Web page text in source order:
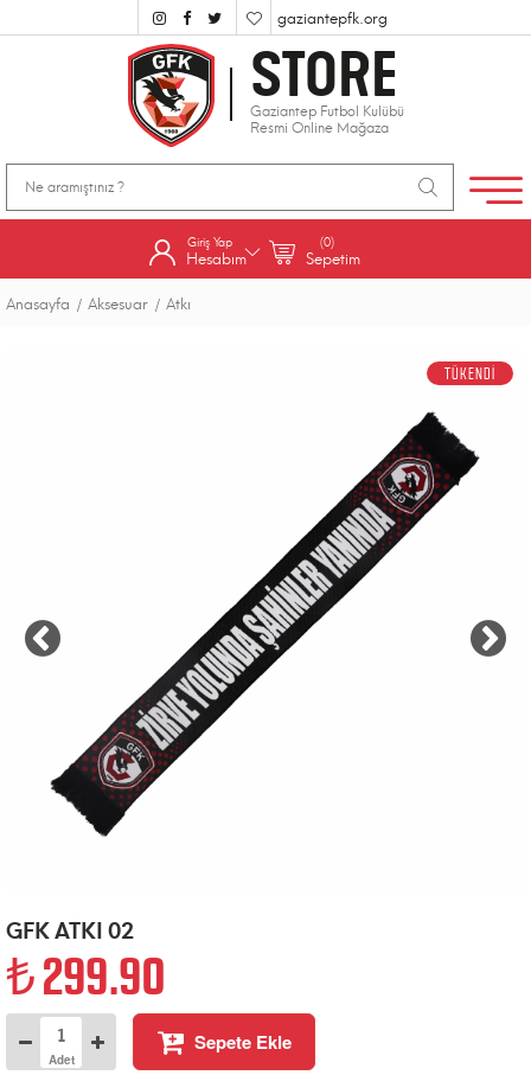
gaziantepfk.org
STORE
Gaziantep Futbol Kulübü
Resmi Online Mağaza
Giriş Yap
Hesabım
(0)
Sepetim
Anasayfa
Aksesuar Atkı
TÜKENDİ
GFK ATKI 02
299.90
Adet
Sepete Ekle